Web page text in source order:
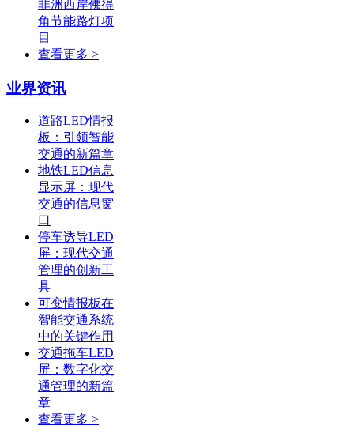
非洲西岸佛得
角节能路灯项
目
查看更多 >
业界资讯
道路LED情报
板：引领智能
交通的新篇章
地铁LED信息
显示屏：现代
交通的信息窗
口
停车诱导LED
屏：现代交通
管理的创新工
具
可变情报板在
智能交通系统
中的关键作用
交通拖车LED
屏：数字化交
通管理的新篇
章
查看更多 >